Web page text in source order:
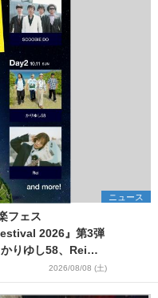
ニュース
フェス
2026』第3弾
りゆし58、Reiを
2026/08/08 (土)